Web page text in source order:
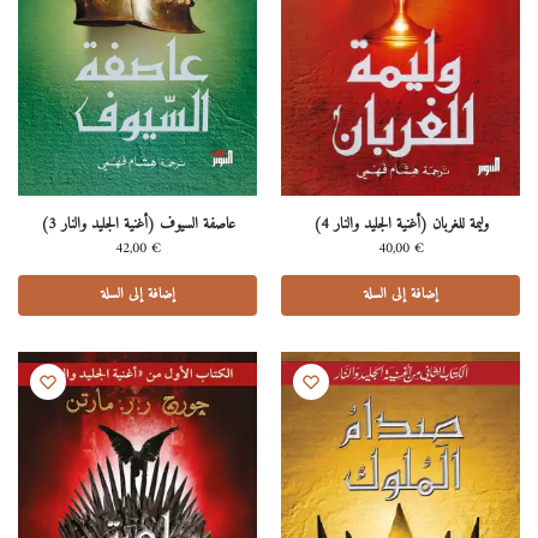
وليمة للغربان (أغنية الجليد والنار 4)
40,00€
إضافة إلى السلة
عاصفة السيوف (أغنية الجليد والنار 3)
42,00€
إضافة إلى السلة